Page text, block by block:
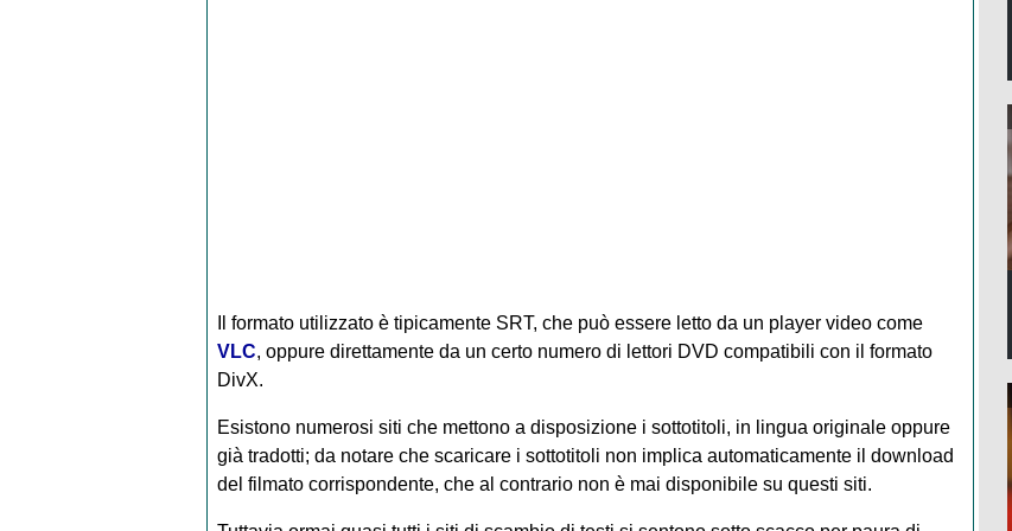
Il formato utilizzato è tipicamente SRT, che può essere letto da un player video come
VLC, oppure direttamente da un certo numero di lettori DVD compatibili con il formato
DivX.
Esistono numerosi siti che mettono a disposizione i sottotitoli, in lingua originale oppure
già tradotti; da notare che scaricare i sottotitoli non implica automaticamente il download
del filmato corrispondente, che al contrario non è mai disponibile su questi siti.